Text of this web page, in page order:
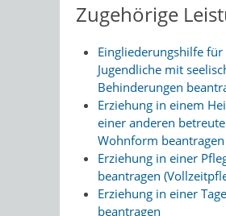
Zugehörige
Eingliederungshilfe
Jugendliche mit
Behinderungen
Erziehung in einem
einer anderen
Wohnform beantragen
Erziehung in einer
beantragen
Erziehung in einer
beantragen